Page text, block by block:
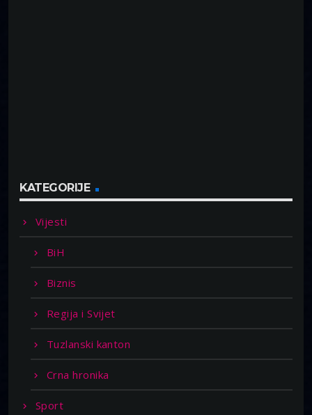
KATEGORIJE
Vijesti
BiH
Biznis
Regija i Svijet
Tuzlanski kanton
Crna hronika
Sport